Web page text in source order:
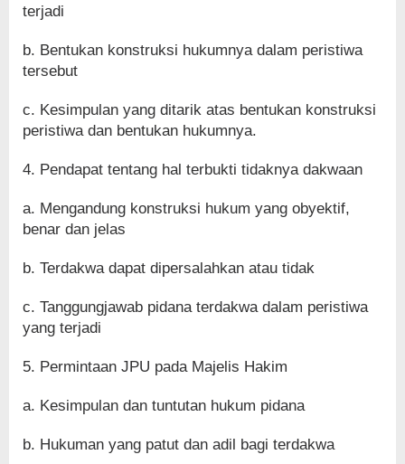
terjadi
b. Bentukan konstruksi hukumnya dalam peristiwa
tersebut
c. Kesimpulan yang ditarik atas bentukan konstruksi
peristiwa dan bentukan hukumnya.
4. Pendapat tentang hal terbukti tidaknya dakwaan
a. Mengandung konstruksi hukum yang obyektif,
benar dan jelas
b. Terdakwa dapat dipersalahkan atau tidak
c. Tanggungjawab pidana terdakwa dalam peristiwa
yang terjadi
5. Permintaan JPU pada Majelis Hakim
a. Kesimpulan dan tuntutan hukum pidana
b. Hukuman yang patut dan adil bagi terdakwa